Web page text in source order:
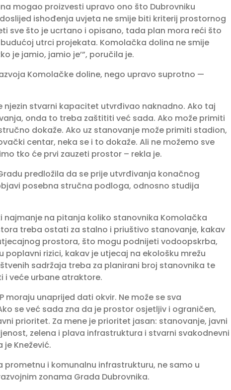
mogao proizvesti upravo ono što Dubrovniku
ishođenja uvjeta ne smije biti kriterij prostornog
sve što je ucrtano i opisano, tada plan mora reći što
utrci projekata. Komolačka dolina ne smije
je jamio, jamio je’”, poručila je.
Komolačke doline, nego upravo suprotno —
stvarni kapacitet utvrđivao naknadno. Ako taj
onda to treba zaštititi već sada. Ako može primiti
dokaže. Ako uz stanovanje može primiti stadion,
centar, neka se i to dokaže. Ali ne možemo sve
tko će prvi zauzeti prostor – rekla je.
predložila da se prije utvrđivanja konačnog
posebna stručna podloga, odnosno studija
na pitanja koliko stanovnika Komolačka
treba ostati za stalno i priuštivo stanovanje, kakav
prostora, što mogu podnijeti vodoopskrba,
rizici, kakav je utjecaj na ekološku mrežu
sadržaja treba za planirani broj stanovnika te
i veće urbane atraktore.
moraju unaprijed dati okvir. Ne može se sva
se već sada zna da je prostor osjetljiv i ograničen,
prioritet. Za mene je prioritet jasan: stanovanje, javni
zelena i plava infrastruktura i stvarni svakodnevni
Knežević.
prometnu i komunalnu infrastrukturu, ne samo u
zonama Grada Dubrovnika.